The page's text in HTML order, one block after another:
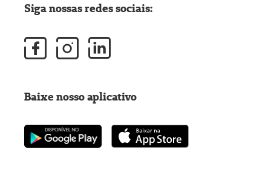
Siga nossas redes sociais:
Baixe nosso aplicativo